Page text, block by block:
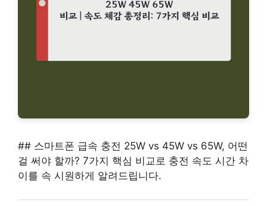
## 스마트폰 급속 충전 25W vs 45W vs 65W, 어떤
걸 써야 할까? 7가지 핵심 비교로 충전 속도 시간 차
이를 속 시원하게 알려드립니다.